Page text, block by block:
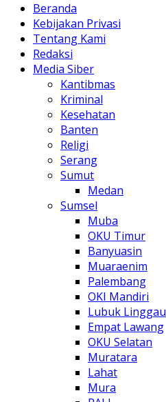
Beranda
Kebijakan Privasi
Tentang Kami
Redaksi
Media Siber
Kantibmas
Kriminal
Kesehatan
Banten
Religi
Serang
Sumut
Medan
Sumsel
Muba
OKU Timur
Banyuasin
Muaraenim
Palembang
OKI Mandiri
Lubuk Linggau
Empat Lawang
OKU Selatan
Muratara
Lahat
Mura